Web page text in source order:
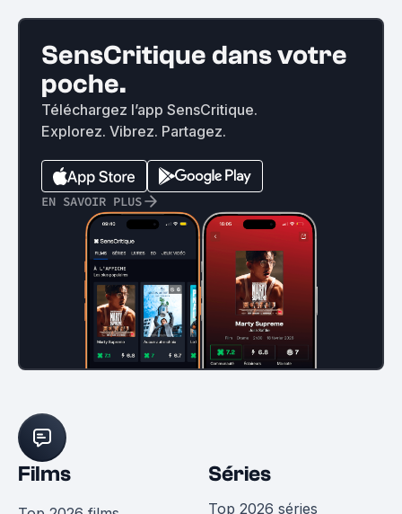
SensCritique dans votre
poche.
Téléchargez l’app SensCritique.
Explorez. Vibrez. Partagez.
EN SAVOIR PLUS
Films Séries
Top 2026 séries